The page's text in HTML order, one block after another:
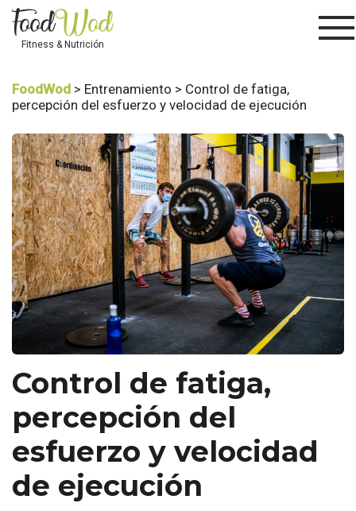
Fitness & Nutrición
FoodWod > Entrenamiento > Control de fatiga,
percepción del esfuerzo y velocidad de ejecución
Control de fatiga,
percepción del
esfuerzo y velocidad
de ejecución